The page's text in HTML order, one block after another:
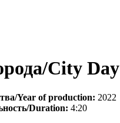
City Day
Year of production: 2022
Duration: 4:20